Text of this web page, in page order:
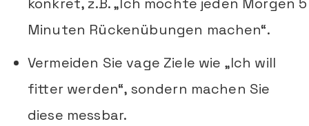
Minuten Rückenübungen machen“.
Vermeiden Sie vage Ziele wie „Ich will
fitter werden“, sondern machen Sie
diese messbar.